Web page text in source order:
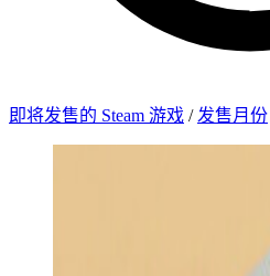
即将发售的 Steam 游戏 / 发售月份